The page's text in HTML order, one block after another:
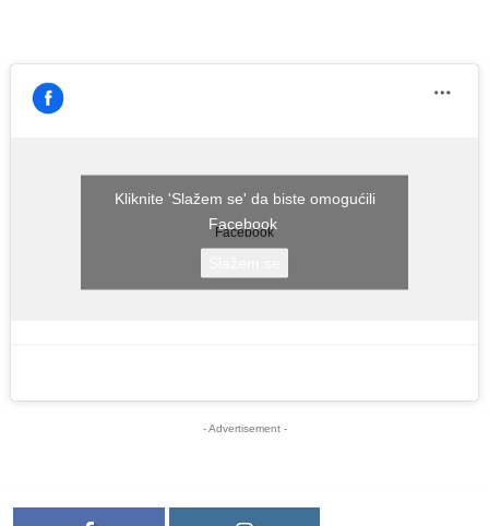
Facebook
Kliknite 'Slažem se' da biste omogućili
Facebook
- Advertisement -